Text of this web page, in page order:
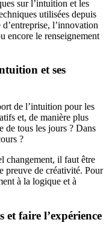
sur l’intuition et les
utilisées depuis
l’innovation
encore le renseignement
et ses
de l’intuition pour les
et, de manière plus
de tous les jours ? Dans
?
changement, il faut être
preuve de créativité. Pour
à la logique et à
et faire l’expérience